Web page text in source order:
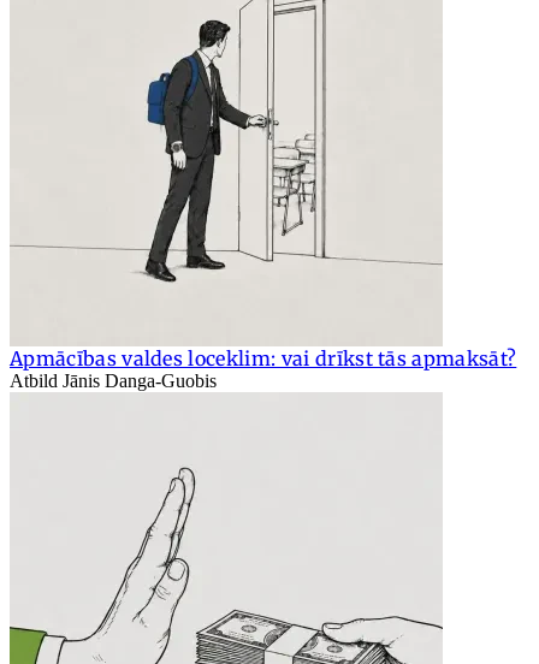
Apmācības valdes loceklim: vai drīkst tās apmaksāt?
Atbild Jānis Danga-Guobis